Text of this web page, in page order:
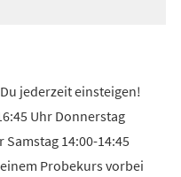
jederzeit einsteigen!
Uhr Donnerstag
Samstag 14:00-14:45
Probekurs vorbei